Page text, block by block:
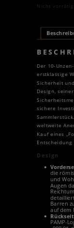
Nicht vorrätig
Der 10-
erstklassige
Sicherheit
Design,
sichere
weltweite
Kauf eines
Design
die
und
Augen
Barren
auf dem
PAMP-